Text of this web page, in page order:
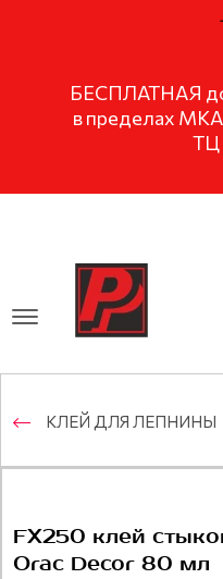
БЕСПЛАТНАЯ
в пределах
ТЦ
KЛЕЙ ДЛЯ ЛЕПНИНЫ
FX250 клей
Orac Decor 80 мл